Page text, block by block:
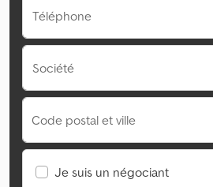
Téléphone
Société
Code postal et ville
Je suis un négociant